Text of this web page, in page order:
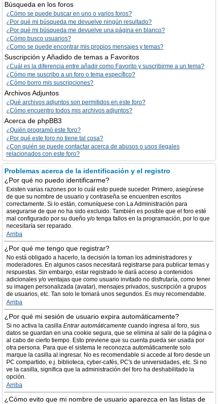
Búsqueda en los foros
¿Cómo se puede buscar en uno o varios foros?
¿Por qué mi búsqueda me devuelve ningún resultado?
¿Por qué mi búsqueda me devuelve una página en blanco?
¿Cómo busco usuarios?
¿Como se puede encontrar mis propios mensajes y temas?
Suscripción y Añadido de temas a Favoritos
¿Cuál es la diferencia entre añadir como Favorito y suscribirme a un tema?
¿Cómo me suscribo a un foro o tema específico?
¿Cómo borro mis suscripciones?
Archivos Adjuntos
¿Qué archivos adjuntos son permitidos en este foro?
¿Cómo encuentro todos mis archivos adjuntos?
Acerca de phpBB3
¿Quién programó este foro?
¿Por qué este foro no tiene tal cosa?
¿Con quién se puede contactar acerca de abusos o usos ilegales
relacionados con este foro?
Problemas acerca de la identificación y el registro
¿Por qué no puedo identificarme?
Existen varias razones por lo cuál esto puede suceder. Primero, asegúrese
de que su nombre de usuario y contraseña se encuentren escritos
correctamente. Si lo están, comuníquese con La Administración para
asegurarse de que no ha sido excluido. También es posible que el foro esté
mal configurado por su dueño y/o tenga fallos en la programación, por lo que
necesitaría ser reparado.
Arriba
¿Por qué me tengo que registrar?
No está obligado a hacerlo, la decisión la toman los administradores y
moderadores. En algunos casos necesitará registrarse para publicar temas y
respuestas. Sin embargo, estar registrado le dará acceso a contenidos
adicionales y/o ventajas que como usuario invitado no disfrutaría, como tener
su imagen personalizada (avatar), mensajes privados, suscripción a grupos
de usuarios, etc. Tan solo le tomará unos segundos. Es muy recomendable.
Arriba
¿Por qué mi sesión de usuario expira automáticamente?
Si no activa la casilla Entrar automáticamente cuando ingresa al foro, sus
datos se guardan en una cookie segura, que se elimina al salir de la página o
al cabo de cierto tiempo. Esto previene que su cuenta pueda ser usada por
otra persona. Para que el sistema le reconozca automáticamente solo
marque la casilla al ingresar. No es recomendable si accede al foro desde un
PC compartido, e.j. biblioteca, cyber-cafés, PC's de universidades, etc. Si no
ve la casilla, significa que la administración del foro ha deshabilitado la
opción.
Arriba
¿Cómo evito que mi nombre de usuario aparezca en las listas de